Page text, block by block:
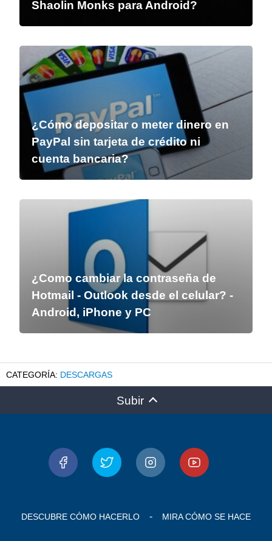
Shaolin Monks para Android?
¿Cómo depositar o meter dinero en
PayPal sin tarjeta de crédito ni
cuenta bancaria?
¿Como cambiar la contraseña de
Hotmail - Outlook desde el celular? -
Android, iPhone y PC
DESCARGAS
Subir
DESCUBRE CÓMO HACERLO MIRA CÓMO SE HACE